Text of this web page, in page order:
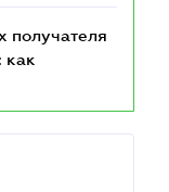
получателя
как